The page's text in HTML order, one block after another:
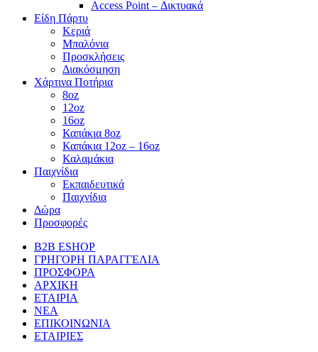
Access Point – Δικτυακά
Είδη Πάρτυ
Κεριά
Μπαλόνια
Προσκλήσεις
Διακόσμηση
Χάρτινα Ποτήρια
8oz
12oz
16oz
Καπάκια 8oz
Καπάκια 12oz – 16oz
Καλαμάκια
Παιχνίδια
Εκπαιδευτικά
Παιχνίδια
Δώρα
Προσφορές
B2B ESHOP
ΓΡΗΓΟΡΗ ΠΑΡΑΓΓΕΛΙΑ
ΠΡΟΣΦΟΡΑ
ΑΡΧΙΚΗ
ΕΤΑΙΡΙΑ
ΝΕΑ
ΕΠΙΚΟΙΝΩΝΙΑ
ΕΤΑΙΡΙΕΣ